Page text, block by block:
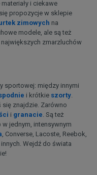
i ciekawe
propozycje w sklepie
zimowych na
modele, ale są też
zmarzluchów
sportowej: między innymi
i krótkie szorty.
się znajdzie. Zarówno
i granacie. Są też
jednym, intensywnym
, Converse, Lacoste, Reebok,
Wejdź do świata